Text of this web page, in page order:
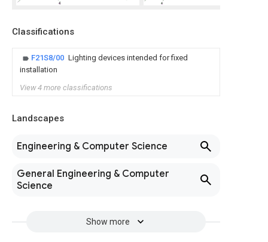
Classifications
F21S8/00 Lighting devices intended for fixed
installation
View 4 more classifications
Landscapes
Engineering & Computer Science
General Engineering & Computer
Science
Show more